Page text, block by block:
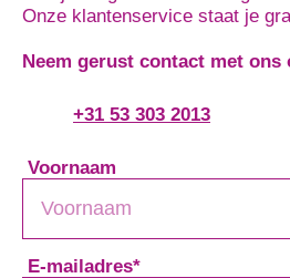
Onze klantenservice staat je
Neem gerust contact met ons
+31 53 303 2013
Voornaam
E-mailadres*